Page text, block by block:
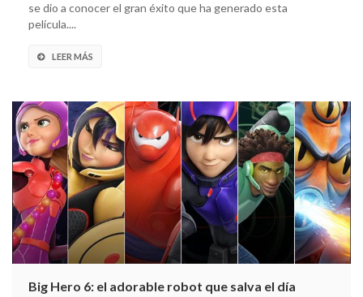
se dio a conocer el gran éxito que ha generado esta
película....
LEER MÁS
Big Hero 6: el adorable robot que salva el día